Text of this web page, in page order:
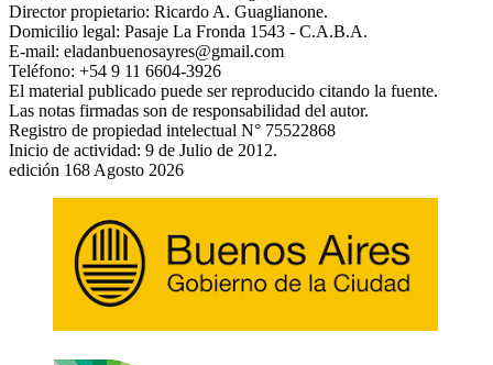
Director propietario: Ricardo A. Guaglianone.
Domicilio legal: Pasaje La Fronda 1543 - C.A.B.A.
E-mail: eladanbuenosayres@gmail.com
Teléfono: +54 9 11 6604-3926
El material publicado puede ser reproducido citando la fuente.
Las notas firmadas son de responsabilidad del autor.
Registro de propiedad intelectual N° 75522868
Inicio de actividad: 9 de Julio de 2012.
edición 168 Agosto 2026